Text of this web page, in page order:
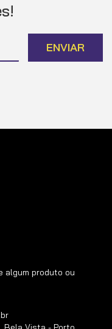
ENVIAR
algum produto ou